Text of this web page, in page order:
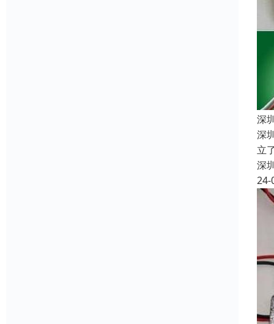
深
深
立
深
24-